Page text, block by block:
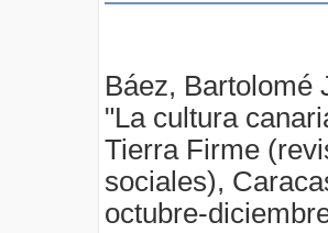
Báez, Bartolomé
"La cultura
Tierra Firme
sociales),
octubre-